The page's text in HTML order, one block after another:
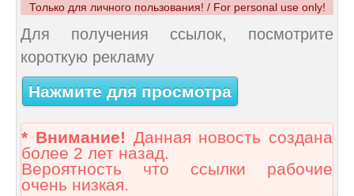
Только для личного пользования! / For personal use only!
Для получения ссылок, посмотрите
короткую рекламу
Нажмите для просмотра
* Внимание! Данная новость создана
более 2 лет назад.
Вероятность что ссылки рабочие
очень низкая.